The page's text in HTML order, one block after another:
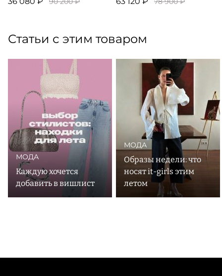
Статьи с этим товаром
МОДА
Каждую хочется
добавить в вишлист
МОДА
Образы недели: что
носят it-girls этим
летом